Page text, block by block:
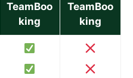
TeamBoo
king
TeamBoo
king